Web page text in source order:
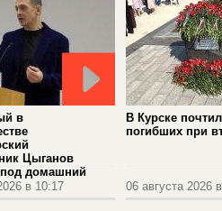
в
Цыганов
домашний
в 10:17
В Курске
погибших при
06 августа 2026